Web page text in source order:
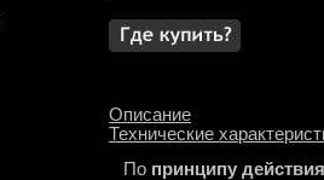
Описание
Технические
По принципу действия